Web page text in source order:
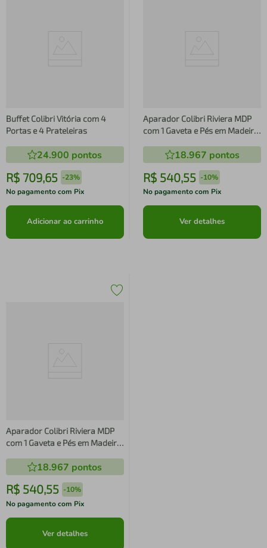
Buffet Colibri Vitória com 4
Portas e 4 Prateleiras
24.900 pontos
R$ 709,65 -23%
No pagamento com Pix
Adicionar ao carrinho
Aparador Colibri Riviera MDP
com 1 Gaveta e Pés em Madeira
18.967 pontos
R$ 540,55 -10%
No pagamento com Pix
Ver detalhes
Aparador Colibri Riviera MDP
com 1 Gaveta e Pés em Madeira
18.967 pontos
R$ 540,55 -10%
No pagamento com Pix
Ver detalhes